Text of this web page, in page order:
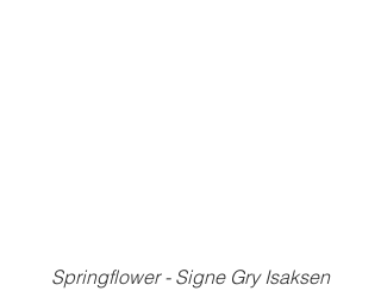
Springflower - Signe Gry Isaksen